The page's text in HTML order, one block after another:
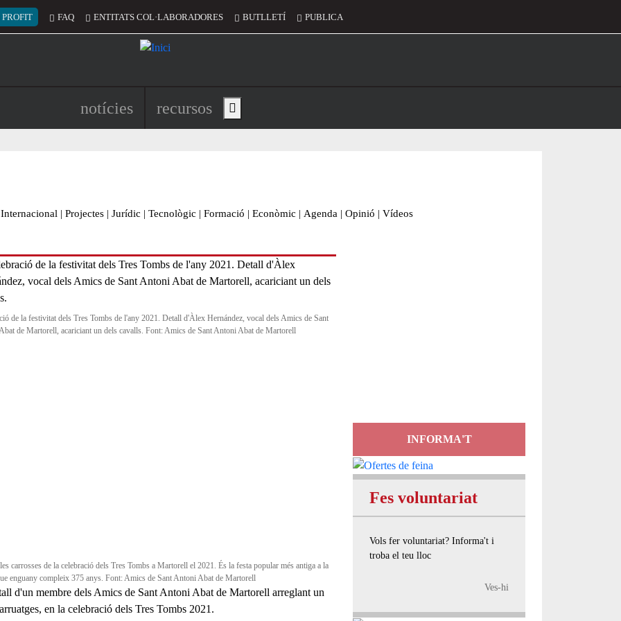
del compte d'usuari
PROFIT FAQ ENTITATS COL·LABORADORES BUTLLETÍ PUBLICA
Navegació principal de l'encapçalament
notícies recursos Show main menu
Internacional | Projectes | Jurídic | Tecnològic | Formació | Econòmic | Agenda | Opinió | Vídeos
de la festivitat dels Tres Tombs de l'any 2021. Detall d'Àlex Hernández, vocal dels Amics de Sant
de Martorell, acariciant un dels cavalls. Font: Amics de Sant Antoni Abat de Martorell
carrosses de la celebració dels Tres Tombs a Martorell el 2021. És la festa popular més antiga a la
enguany compleix 375 anys. Font: Amics de Sant Antoni Abat de Martorell
INFORMA'T
Fes voluntariat
Vols fer voluntariat? Informa't i
troba el teu lloc
Ves-hi